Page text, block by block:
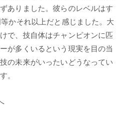
ありました。彼らのレベルはす
かそれ以上だと感じました。大
で、技自体はチャンピオンに匹
が多くいるという現実を目の当
の未来がいったいどうなってい
。